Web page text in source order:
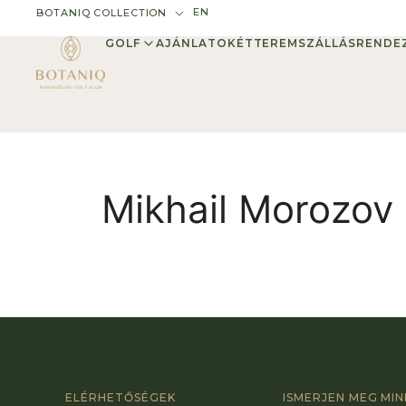
BOTANIQ COLLECTION EN
GOLF AJÁNLATOKÉTTEREM SZÁLLÁS
Mikhail Morozov
ELÉRHETŐSÉGEK
ISMERJEN MEG